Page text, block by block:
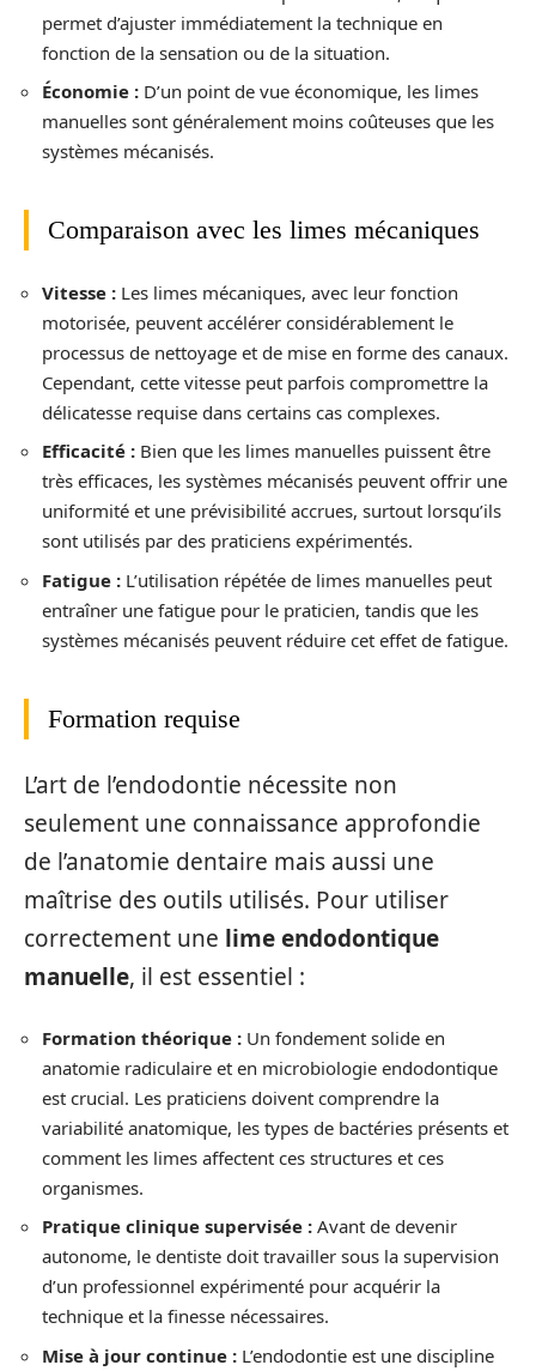
permet d’ajuster immédiatement la technique en
fonction de la sensation ou de la situation.
Économie : D’un point de vue économique, les limes
manuelles sont généralement moins coûteuses que les
systèmes mécanisés.
Comparaison avec les limes mécaniques
Vitesse : Les limes mécaniques, avec leur fonction
motorisée, peuvent accélérer considérablement le
processus de nettoyage et de mise en forme des canaux.
Cependant, cette vitesse peut parfois compromettre la
délicatesse requise dans certains cas complexes.
Efficacité : Bien que les limes manuelles puissent être
très efficaces, les systèmes mécanisés peuvent offrir une
uniformité et une prévisibilité accrues, surtout lorsqu’ils
sont utilisés par des praticiens expérimentés.
Fatigue : L’utilisation répétée de limes manuelles peut
entraîner une fatigue pour le praticien, tandis que les
systèmes mécanisés peuvent réduire cet effet de fatigue.
Formation requise
L’art de l’endodontie nécessite non
seulement une connaissance approfondie
de l’anatomie dentaire mais aussi une
maîtrise des outils utilisés. Pour utiliser
correctement une lime endodontique
manuelle, il est essentiel :
Formation théorique : Un fondement solide en
anatomie radiculaire et en microbiologie endodontique
est crucial. Les praticiens doivent comprendre la
variabilité anatomique, les types de bactéries présents et
comment les limes affectent ces structures et ces
organismes.
Pratique clinique supervisée : Avant de devenir
autonome, le dentiste doit travailler sous la supervision
d’un professionnel expérimenté pour acquérir la
technique et la finesse nécessaires.
Mise à jour continue : L’endodontie est une discipline